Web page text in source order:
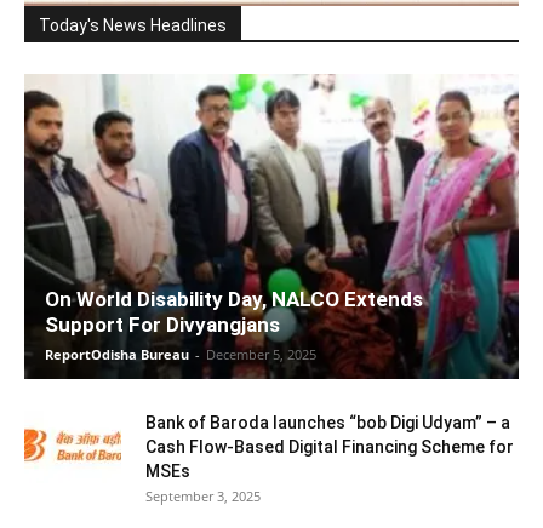
Today's News Headlines
On World Disability Day, NALCO Extends
Support For Divyangjans
ReportOdisha Bureau - December 5, 2025
Bank of Baroda launches “bob Digi Udyam” – a
Cash Flow-Based Digital Financing Scheme for
MSEs
September 3, 2025